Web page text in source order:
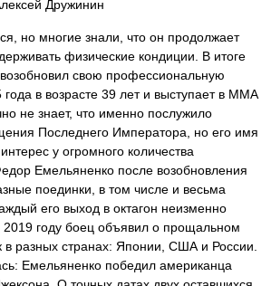
Дружинин
но многие знали, что он продолжает
физические кондиции. В итоге
свою профессиональную
года в возрасте 39 лет и выступает в ММА
не знает, что именно послужило
Последнего Императора, но его имя
у огромного количества
Емельяненко после возобновления
поединки, в том числе и весьма
его выход в октагон неизменно
году боец объявил о прощальном
в разных странах: Японии, США и России.
Емельяненко победил американца